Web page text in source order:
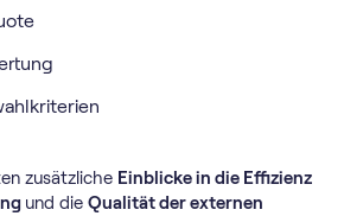
zusätzliche Einblicke in die Effizienz
und die Qualität der externen